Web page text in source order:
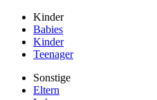
Kinder
Babies
Kinder
Teenager
Sonstige
Eltern